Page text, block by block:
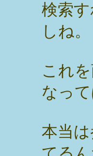
検索
しね。
これ
なっ
本当